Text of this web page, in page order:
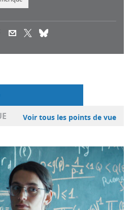
(link is external)(link is external)
Voir tous les points de vue